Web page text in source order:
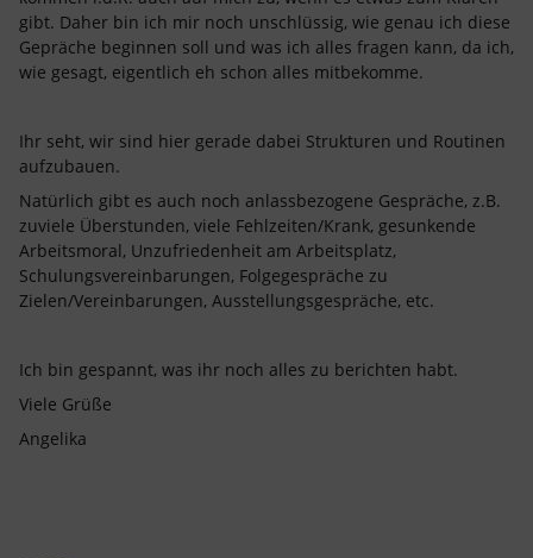
gibt. Daher bin ich mir noch unschlüssig, wie genau ich diese
Gepräche beginnen soll und was ich alles fragen kann, da ich,
wie gesagt, eigentlich eh schon alles mitbekomme.
Ihr seht, wir sind hier gerade dabei Strukturen und Routinen
aufzubauen.
Natürlich gibt es auch noch anlassbezogene Gespräche, z.B.
zuviele Überstunden, viele Fehlzeiten/Krank, gesunkende
Arbeitsmoral, Unzufriedenheit am Arbeitsplatz,
Schulungsvereinbarungen, Folgegespräche zu
Zielen/Vereinbarungen, Ausstellungsgespräche, etc.
Ich bin gespannt, was ihr noch alles zu berichten habt.
Viele Grüße
Angelika